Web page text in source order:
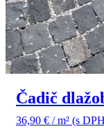
Čadič
36,90 € / m² (s